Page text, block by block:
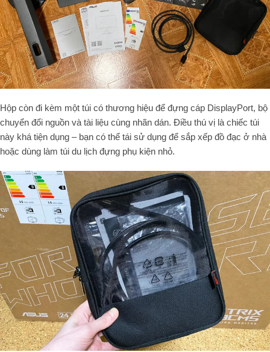
Hộp còn đi kèm một túi có thương hiệu để đựng cáp DisplayPort, bộ
chuyển đổi nguồn và tài liệu cùng nhãn dán. Điều thú vị là chiếc túi
này khá tiện dụng – bạn có thể tái sử dụng để sắp xếp đồ đạc ở nhà
hoặc dùng làm túi du lịch đựng phụ kiện nhỏ.